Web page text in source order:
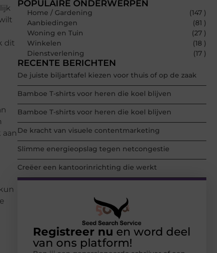
dit
POPULAIRE ONDERWERPEN
Home / Gardening
(147 )
Aanbiedingen
(81 )
Woning en Tuin
(27 )
Winkelen
(18 )
Dienstverlening
(17 )
RECENTE BERICHTEN
De juiste biljarttafel kiezen voor thuis of op de zaak
Bamboe T-shirts voor heren die koel blijven
Bamboe T-shirts voor heren die koel blijven
De kracht van visuele contentmarketing
Slimme energieopslag tegen netcongestie
Creëer een kantoorinrichting die werkt
Registreer nu en word deel
van ons platform!